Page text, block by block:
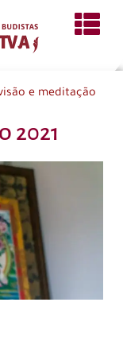
e meditação
2021